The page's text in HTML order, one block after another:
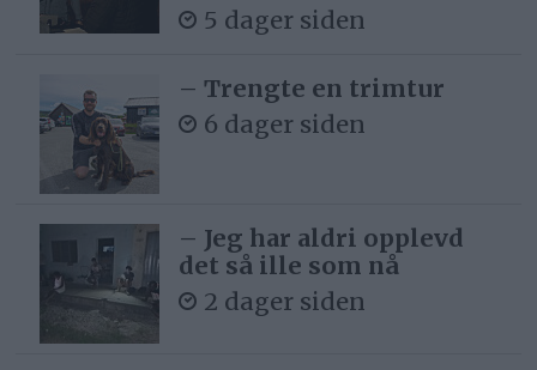
5 dager siden
– Trengte en trimtur
6 dager siden
– Jeg har aldri opplevd
det så ille som nå
2 dager siden